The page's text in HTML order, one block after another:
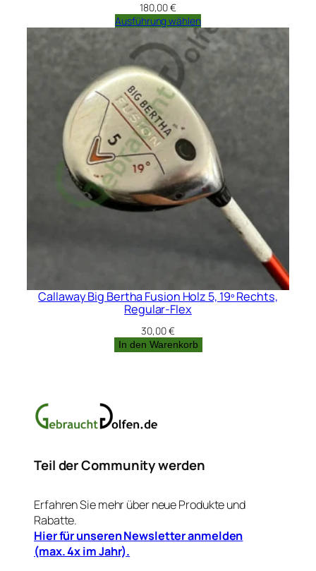
180,00€
Ausführung wählen
Callaway Big Bertha Fusion Holz 5, 19º Rechts,
Regular-Flex
30,00€
In den Warenkorb
Teil der Community werden
Erfahren Sie mehr über neue Produkte und
Rabatte.
Hier für unseren Newsletter anmelden
(max. 4x im Jahr).